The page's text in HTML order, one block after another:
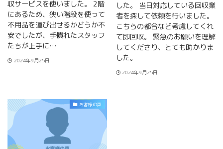
収サービスを使いました。 2階
にあるため、狭い階段を使って
不用品を運び出せるかどうか不
安でしたが、手慣れたスタッフ
たちが上手に…
2024年9月25日
した。 当日対応している回収業
者を探して依頼を行いました。
こちらの都合など考慮してくれ
て即回収。 緊急のお願いを理解
してくださり、とても助かりま
した。
2024年9月25日
お客様の声